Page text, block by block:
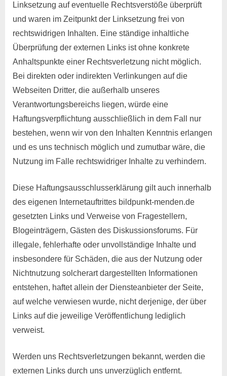
Linksetzung auf eventuelle Rechtsverstöße überprüft
und waren im Zeitpunkt der Linksetzung frei von
rechtswidrigen Inhalten. Eine ständige inhaltliche
Überprüfung der externen Links ist ohne konkrete
Anhaltspunkte einer Rechtsverletzung nicht möglich.
Bei direkten oder indirekten Verlinkungen auf die
Webseiten Dritter, die außerhalb unseres
Verantwortungsbereichs liegen, würde eine
Haftungsverpflichtung ausschließlich in dem Fall nur
bestehen, wenn wir von den Inhalten Kenntnis erlangen
und es uns technisch möglich und zumutbar wäre, die
Nutzung im Falle rechtswidriger Inhalte zu verhindern.
Diese Haftungsausschlusserklärung gilt auch innerhalb
des eigenen Internetauftrittes bildpunkt-menden.de
gesetzten Links und Verweise von Fragestellern,
Blogeinträgern, Gästen des Diskussionsforums. Für
illegale, fehlerhafte oder unvollständige Inhalte und
insbesondere für Schäden, die aus der Nutzung oder
Nichtnutzung solcherart dargestellten Informationen
entstehen, haftet allein der Diensteanbieter der Seite,
auf welche verwiesen wurde, nicht derjenige, der über
Links auf die jeweilige Veröffentlichung lediglich
verweist.
Werden uns Rechtsverletzungen bekannt, werden die
externen Links durch uns unverzüglich entfernt.